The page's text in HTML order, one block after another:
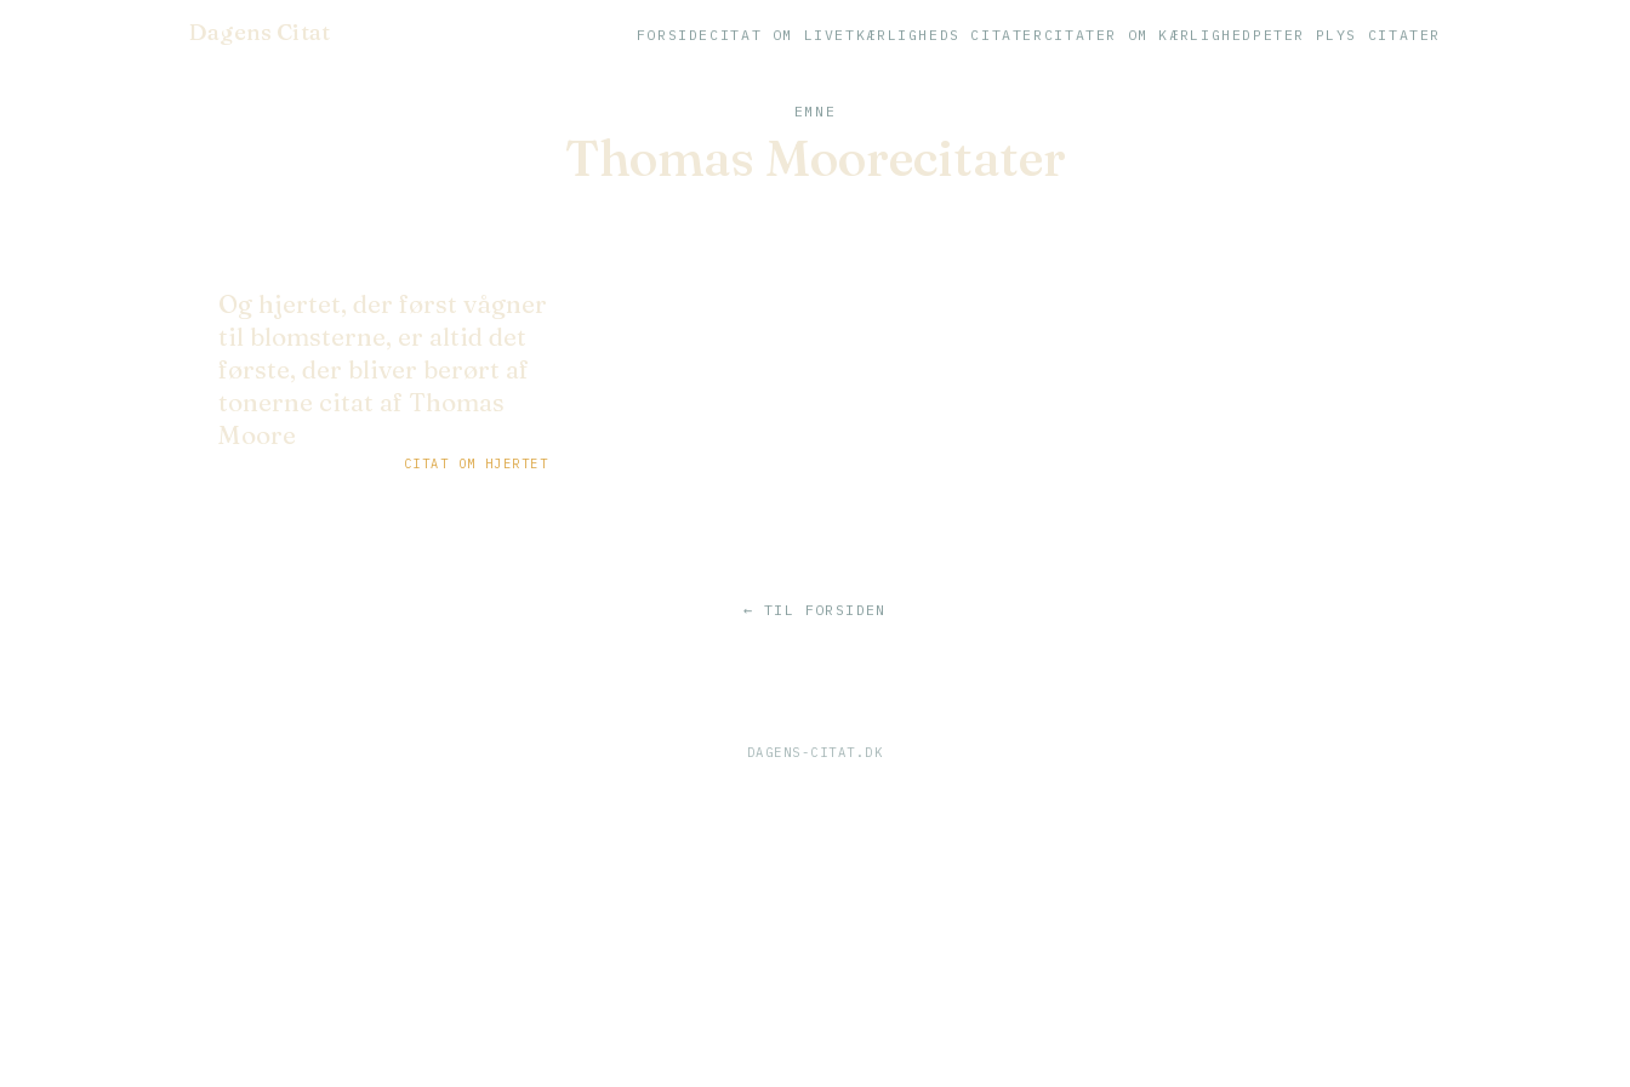
Dagens Citat FORSIDE CITAT OM LIVET KÆRLIGHEDS CITATER CITATER OM KÆRLIGHED PETER PLYS CITATER
EMNE
Thomas Moorecitater
Og hjertet, der først vågner
til blomsterne, er altid det
første, der bliver berørt af
tonerne citat af Thomas
Moore
CITAT OM HJERTET
← TIL FORSIDEN
DAGENS-CITAT.DK